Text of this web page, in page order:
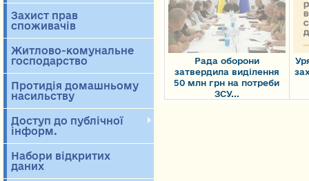
Захист прав
споживачів
Житлово-комунальне
господарство
Протидія домашньому
насильству
Доступ до публічної
інформ.
Набори відкритих
даних
Рада оборони
затвердила виділення
50 млн грн на потреби
ЗСУ...